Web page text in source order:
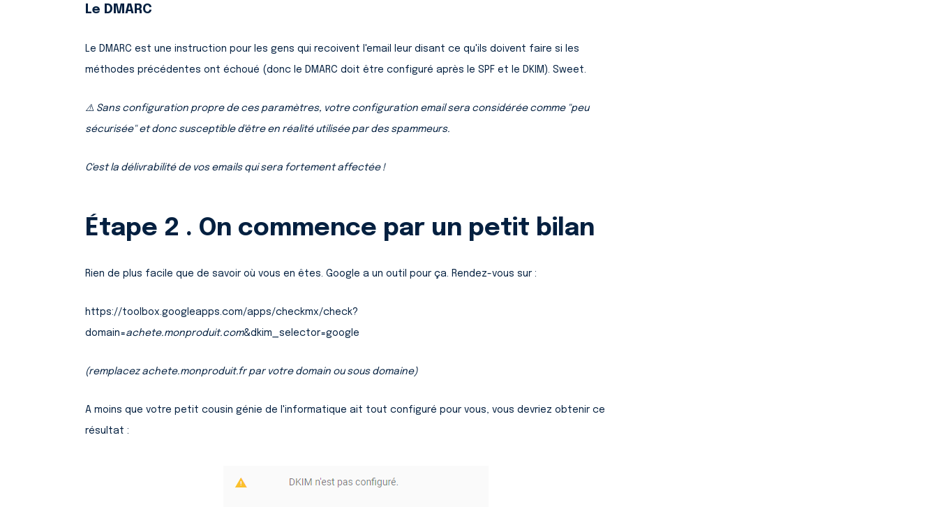
Le DMARC
Le DMARC est une instruction pour les gens qui recoivent l'email leur disant ce qu'ils doivent faire si les
méthodes précédentes ont échoué (donc le DMARC doit être configuré après le SPF et le DKIM). Sweet.
⚠️ Sans configuration propre de ces paramètres, votre configuration email sera considérée comme "peu
sécurisée" et donc susceptible d'être en réalité utilisée par des spammeurs.
C'est la délivrabilité de vos emails qui sera fortement affectée !
Étape 2 . On commence par un petit bilan
Rien de plus facile que de savoir où vous en êtes. Google a un outil pour ça. Rendez-vous sur :
https://toolbox.googleapps.com/apps/checkmx/check?
domain=achete.monproduit.com&dkim_selector=google
(remplacez achete.monproduit.fr par votre domain ou sous domaine)
A moins que votre petit cousin génie de l'informatique ait tout configuré pour vous, vous devriez obtenir ce
résultat :